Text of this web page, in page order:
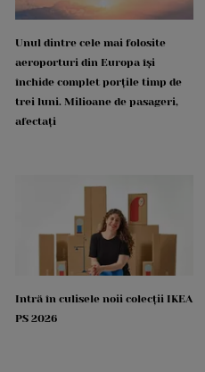
Unul dintre cele mai folosite
aeroporturi din Europa își
închide complet porțile timp de
trei luni. Milioane de pasageri,
afectați
Intră în culisele noii colecții IKEA
PS 2026